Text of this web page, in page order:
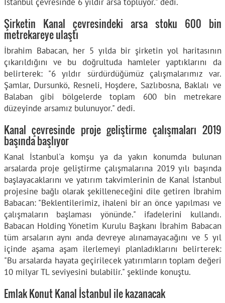
Şirketin Kanal çevresindeki arsa stoku 600 bin
metrekareye ulaştı
İbrahim Babacan, her 5 yılda bir şirketin yol haritasının
çıkarıldığını ve bu doğrultuda hamleler yaptıklarını da
belirterek: "6 yıldır sürdürdüğümüz çalışmalarımız var.
Şamlar, Dursunkö, Resneli, Hoşdere, Sazlıbosna, Baklalı ve
Balaban gibi bölgelerde toplam 600 bin metrekare
düzeyinde arsamız bulunuyor." dedi.
Kanal çevresinde proje geliştirme çalışmaları 2019
başında başlıyor
Kanal İstanbul'a komşu ya da yakın konumda bulunan
arsalarda proje geliştirme çalışmalarına 2019 yılı başında
başlayacaklarını ve yatırım takvimlerinin de Kanal İstanbul
projesine bağlı olarak şekilleneceğini dile getiren İbrahim
Babacan: "Beklentilerimiz, ihaleni bir an önce yapılması ve
çalışmaların başlaması yönünde." ifadelerini kullandı.
Babacan Holding Yönetim Kurulu Başkanı İbrahim Babacan
tüm arsaların aynı anda devreye alınamayacağını ve 5 yıl
içinde aşama aşam ilerlemeyi planladıklarını belirterek:
"Bu arsalarda hayata geçirilecek yatırımların toplam değeri
10 milyar TL seviyesini bulabilir." şeklinde konuştu.
Emlak Konut Kanal İstanbul ile kazanacak